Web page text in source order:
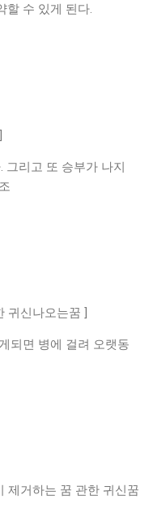
할 수 있게 된다.
그리고 또 승부가 나지
귀신나오는꿈 ]
되면 병에 걸려 오랫동
제거하는 꿈 관한 귀신꿈